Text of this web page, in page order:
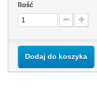
Ilość
Dodaj do koszyka